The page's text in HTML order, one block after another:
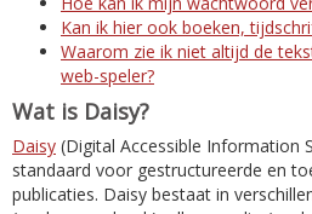
Kan ik hier ook boeken,
Waarom zie ik niet altijd de
web-speler?
Wat is Daisy?
Daisy (Digital Accessible Information
standaard voor gestructureerde en
publicaties. Daisy bestaat in